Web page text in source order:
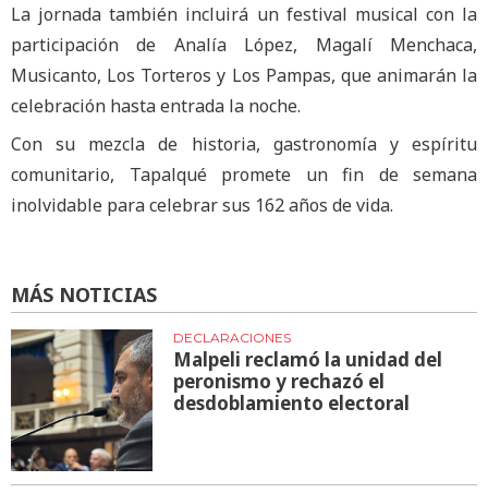
La jornada también incluirá un festival musical con la
participación de Analía López, Magalí Menchaca,
Musicanto, Los Torteros y Los Pampas, que animarán la
celebración hasta entrada la noche.
Con su mezcla de historia, gastronomía y espíritu
comunitario, Tapalqué promete un fin de semana
inolvidable para celebrar sus 162 años de vida.
MÁS NOTICIAS
DECLARACIONES
Malpeli reclamó la unidad del
peronismo y rechazó el
desdoblamiento electoral